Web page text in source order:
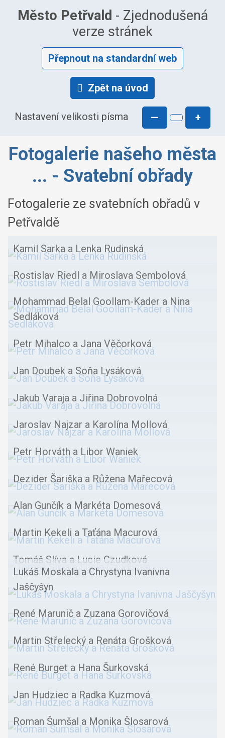
Město Petřvald - Zjednodušená
verze stránek
Přepnout na standardní web
Zpět na úvod
Nastavení velikosti písma — +
Fotogalerie našeho města
... - Svatební obřady
Fotogalerie ze svatebních obřadů v
Petřvaldě
Kamil Sarka a Lenka Rudinská
Rostislav Riedl a Miroslava Sembolová
Mohammad Belal Goollam-Kader a Nina
Sedláková
Petr Mihalco a Jana Věčorková
Jan Doubek a Soňa Lysáková
Jakub Varaja a Jiřina Dobrovolná
Jaroslav Najzar a Karolína Mollová
Petr Horváth a Libor Waniek
Dezider Šariška a Růžena Mařecová
Alan Gunčík a Markéta Domesová
Martin Kekeli a Taťána Macurová
Tomáš Slíva a Lucie Czudková
Lukáš Moskala a Chrystyna Ivanivna
Jaščyšyn
René Marunič a Zuzana Gorovičová
Martin Střelecký a Renáta Grošková
René Burget a Hana Šurkovská
Jan Hudziec a Radka Kuzmová
Roman Šumšal a Monika Šlosarová